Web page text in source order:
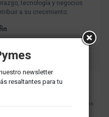
tecnología y negocios
a su crecimiento.
semanal con las noticias
newsletter
resaltantes para tu